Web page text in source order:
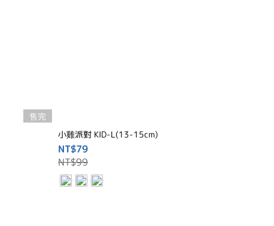
售完
小雞派對 KID-L(13-15cm)
NT$79
NT$99